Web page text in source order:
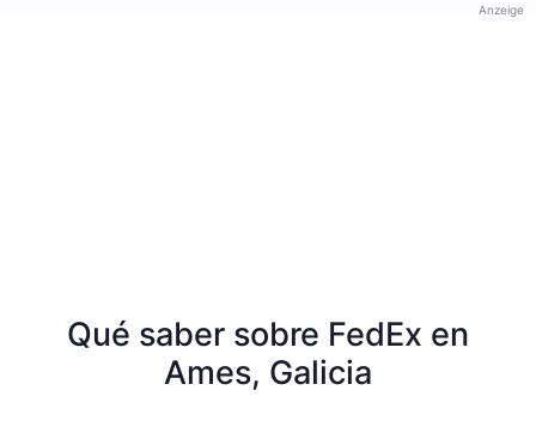
Anzeige
Qué saber sobre FedEx en
Ames, Galicia